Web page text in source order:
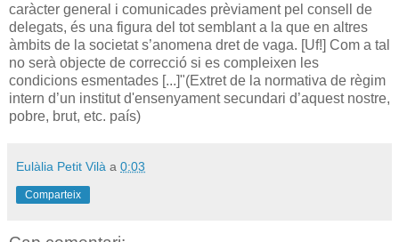
caràcter general i comunicades prèviament pel consell de
delegats, és una figura del tot semblant a la que en altres
àmbits de la societat s’anomena dret de vaga. [Uf!] Com a tal
no serà objecte de correcció si es compleixen les
condicions esmentades [...]"(Extret de la normativa de règim
intern d’un institut d'ensenyament secundari d’aquest nostre,
pobre, brut, etc. país)
Eulàlia Petit Vilà a 0:03
Comparteix